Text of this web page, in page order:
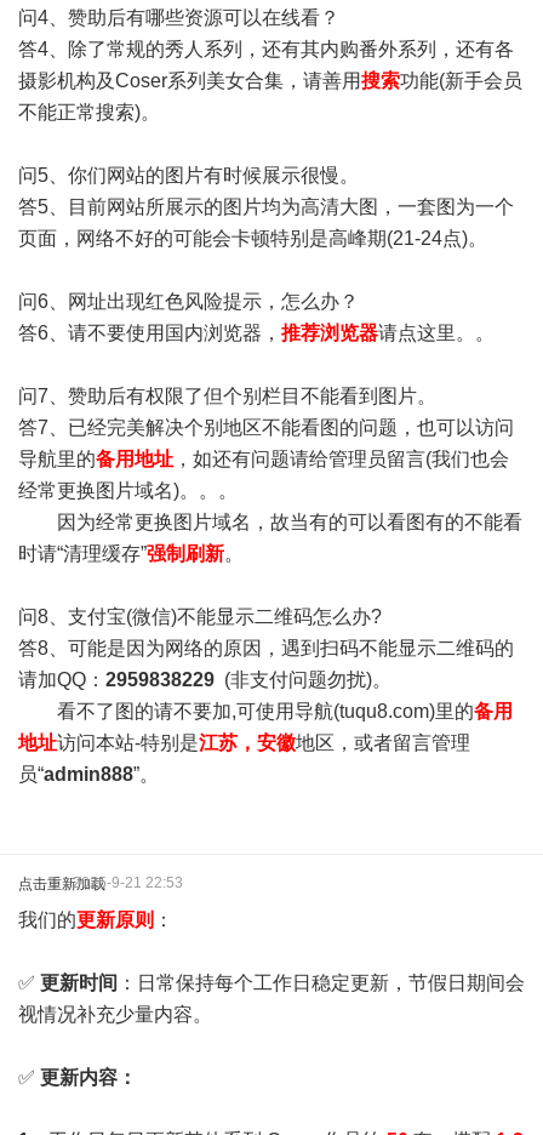
问4、赞助后有哪些资源可以在线看？
答4、除了常规的秀人系列，还有其内购番外系列，还有各
摄影机构及Coser系列美女合集，请善用搜索功能(新手会员
不能正常搜索)。
问5、你们网站的图片有时候展示很慢。
答5、目前网站所展示的图片均为高清大图，一套图为一个
页面，网络不好的可能会卡顿特别是高峰期(21-24点)。
问6、网址出现红色风险提示，怎么办？
答6、请不要使用国内浏览器， 推荐浏览器请点这里。。
问7、赞助后有权限了但个别栏目不能看到图片。
答7、已经完美解决个别地区不能看图的问题，也可以访问
导航里的备用地址 ，如还有问题请给管理员留言(我们也会
经常更换图片域名)。。。
因为经常更换图片域名，故当有的可以看图有的不能看
时请“清理缓存”强制刷新。
问8、支付宝(微信)不能显示二维码怎么办?
答8、可能是因为网络的原因，遇到扫码不能显示二维码的
请加QQ： 2959838229 (非支付问题勿扰)。
看不了图的请不要加,可使用导航(tuqu8.com)里的备用
地址访问本站-特别是江苏，安徽地区，或者留言管理
员“admin888”。
点击重新加载2025-9-21 22:53
我们的更新原则 ：
✅ 更新时间 ：日常保持每个工作日稳定更新，节假日期间会
视情况补充少量内容。
✅ 更新内容：